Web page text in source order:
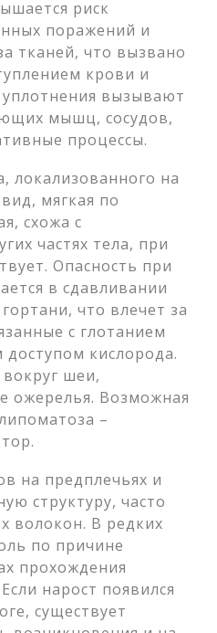
риск
поражений и
тканей, что вызвано
крови и
вызывают
мышц, сосудов,
процессы.
на
мягкая по
схожа с
частях тела, при
Опасность при
в сдавливании
что влечет за
с глотанием
кислорода.
шеи,
ожерелья. Возможная
–
на предплечьях и
структуру, часто
волокон. В редких
по причине
прохождения
нарост появился
существует